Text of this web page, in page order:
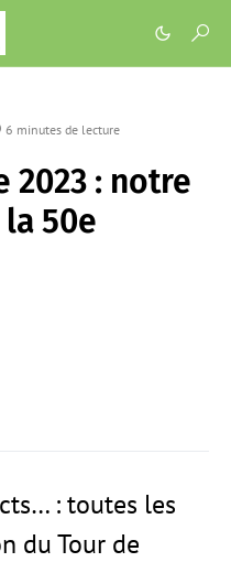
6 minutes de lecture
2023 : notre
50e
: toutes les
du Tour de